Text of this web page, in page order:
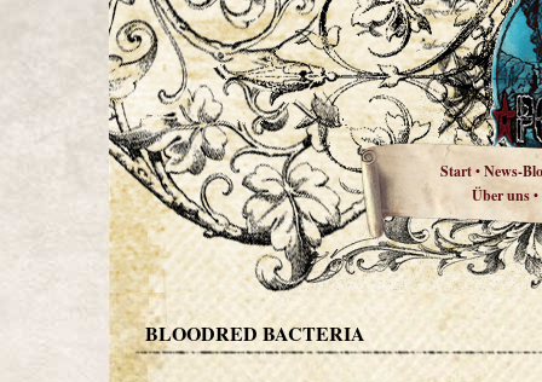
Start•News-
Über uns•
BLOODRED BACTERIA